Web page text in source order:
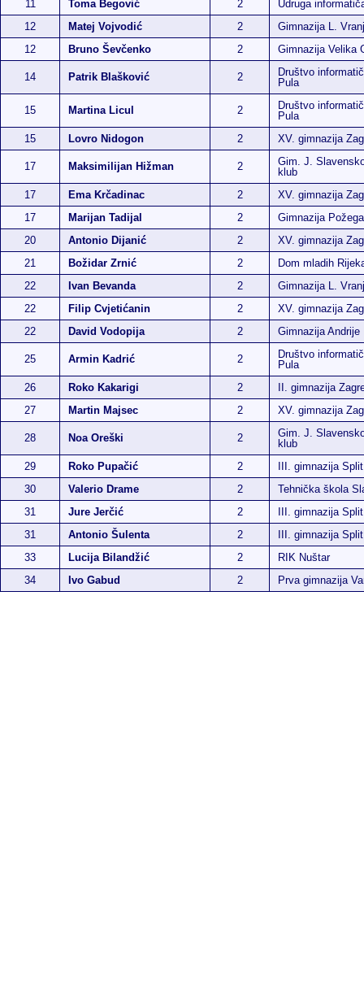
11
Toma Begović 2
Udruga
12
Matej Vojvodić 2
Gimnazija L.
12
Bruno Ševčenko 2 Gimnazija Velika
14 Patrik Blašković 2
Društvo
Pula
15 Martina Licul 2
Društvo
Pula
15
Lovro Nidogon 2 XV. gimnazija
17 Maksimilijan Hižman 2
Gim. J.
klub
17
Ema Krčadinac 2
XV. gimnazija
17
Marijan Tadijal 2
Gimnazija Požega
20
Antonio Dijanić 2
XV. gimnazija
21
Božidar Zrnić 2
Dom mladih
22
Ivan Bevanda 2
Gimnazija L.
22
Filip Cvjetićanin 2
XV. gimnazija
22
David Vodopija 2 Gimnazija
25 Armin Kadrić 2
Društvo
Pula
26
Roko Kakarigi 2
II. gimnazija
27
Martin Majsec 2 XV. gimnazija
28 Noa Oreški 2
Gim. J.
klub
29
Roko Pupačić 2
III. gimnazija Split
30
Valerio Drame 2
Tehnička škola
31
Jure Jerčić 2
III. gimnazija Split
31
Antonio Šulenta 2
III. gimnazija Split
33
Lucija Bilandžić 2
RIK Nuštar
34
Ivo Gabud 2 Prva gimnazija